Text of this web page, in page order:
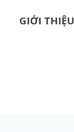
GIỚI THIỆU